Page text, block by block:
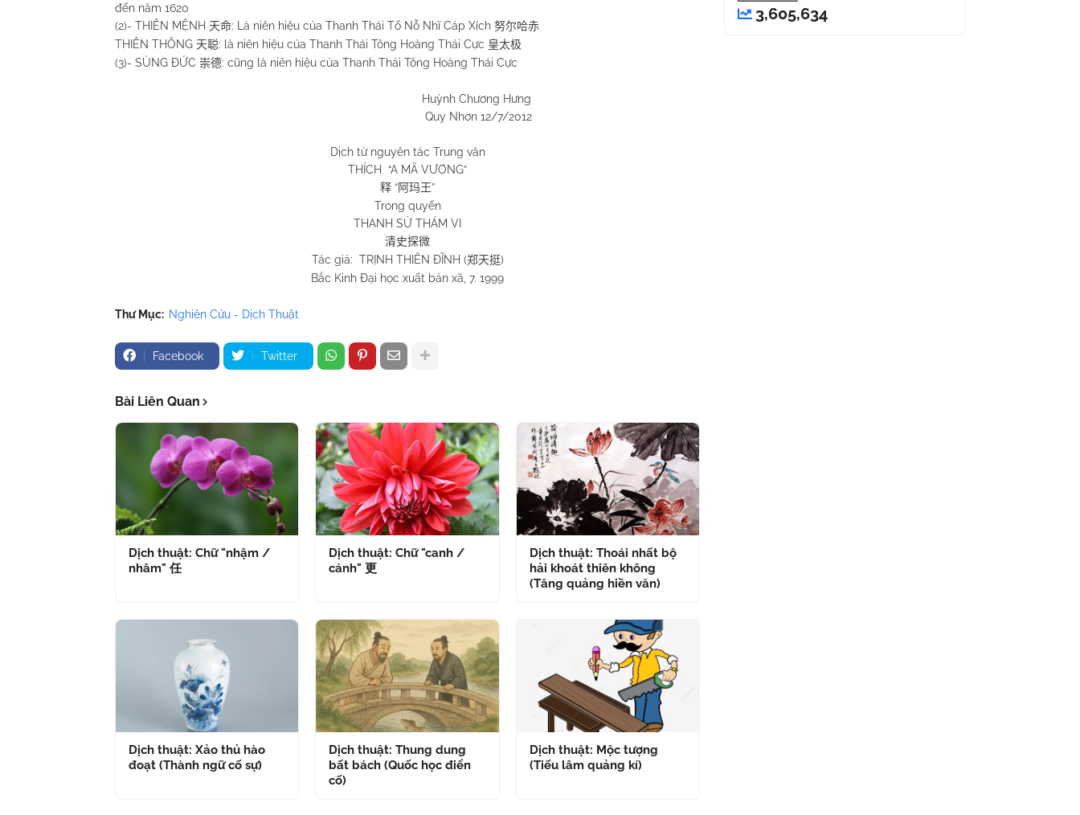
đến năm 1620
(2)- THIÊN MỆNH 天命: Là niên hiệu của Thanh Thái Tổ Nỗ Nhĩ Cáp Xích 努尔哈赤
THIÊN THÔNG 天聪: là niên hiệu của Thanh Thái Tông Hoàng Thái Cực 皇太极
(3)- SÙNG ĐỨC 崇德: cũng là niên hiệu của Thanh Thái Tông Hoàng Thái Cực
Huỳnh Chương Hưng
Quy Nhơn 12/7/2012
Dịch từ nguyên tác Trung văn
THÍCH “A MÃ VƯƠNG”
释 “阿玛王 ”
Trong quyển
THANH SỬ THÁM VI
清史探微
Tác giả: TRỊNH THIÊN ĐĨNH (郑天挺)
Bắc Kinh Đại học xuất bản xã, 7. 1999
Thư Mục: Nghiên Cứu - Dịch Thuật
Facebook Twitter
Bài Liên Quan
Dịch thuật: Chữ "nhậm /
nhâm" 任
Dịch thuật: Chữ "canh /
cánh" 更
Dịch thuật: Thoái nhất bộ
hải khoát thiên không
(Tăng quảng hiền văn)
Dịch thuật: Xảo thủ hào
đoạt (Thành ngữ cố sự)
Dịch thuật: Thung dung
bất bách (Quốc học điển
cố)
Dịch thuật: Mộc tượng
(Tiếu lâm quảng kí)
3,605,634